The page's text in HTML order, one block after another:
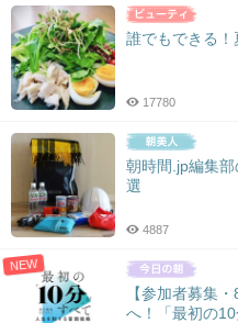
誰でもできる
17780
朝時間.jp編集
選
4887
NEW
【参加者募集
へ！「最初の10